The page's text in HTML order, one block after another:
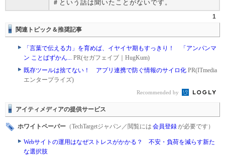
＃という話は聞いたことがないです。
1
関連トピック＆推奨記事
「言葉で伝える力」を育めば、イヤイヤ期もすっきり！ 「アンパンマ
ン ことばずかん... PR(セガフェイブ｜HugKum)
既存ツールは捨てない！ アプリ連携で防ぐ情報のサイロ化 PR(ITmedia
エンタープライズ)
Recommended by
アイティメディアの提供サービス
ホワイトペーパー （TechTargetジャパン／閲覧には 会員登録が必要です）
Webサイトの運用はなぜストレスがかかる？ 不安・負荷を減らす新た
な選択肢